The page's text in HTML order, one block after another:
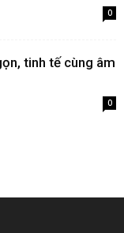
0
tinh tế cùng âm
0